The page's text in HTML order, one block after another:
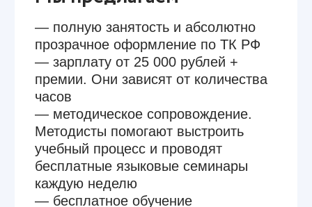
Мы ценим
— высшее педагогическое
образование. Это обязательно :)
— уровень знания языка Upper-
Intermediate и выше
— опыт работы и знание второго
языка
мы с радостью принимаем
выпускников и закладываем
сильную методическую базу. Готовы
расти вместе!
Что нужно делать